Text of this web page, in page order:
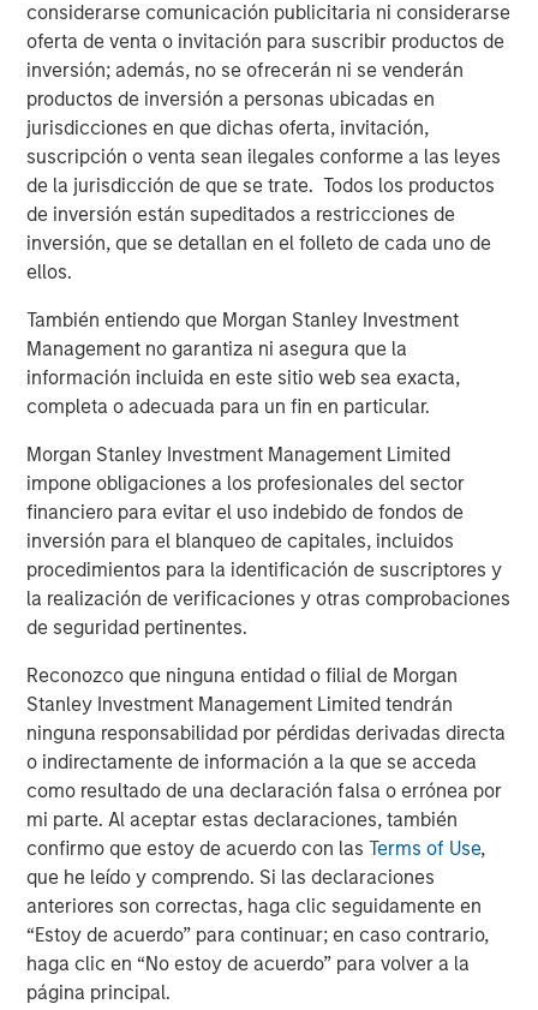
considerarse comunicación publicitaria ni considerarse
oferta de venta o invitación para suscribir productos de
inversión; además, no se ofrecerán ni se venderán
productos de inversión a personas ubicadas en
jurisdicciones en que dichas oferta, invitación,
suscripción o venta sean ilegales conforme a las leyes
de la jurisdicción de que se trate. Todos los productos
de inversión están supeditados a restricciones de
inversión, que se detallan en el folleto de cada uno de
ellos.
También entiendo que Morgan Stanley Investment
Management no garantiza ni asegura que la
información incluida en este sitio web sea exacta,
completa o adecuada para un fin en particular.
Morgan Stanley Investment Management Limited
impone obligaciones a los profesionales del sector
financiero para evitar el uso indebido de fondos de
inversión para el blanqueo de capitales, incluidos
procedimientos para la identificación de suscriptores y
la realización de verificaciones y otras comprobaciones
de seguridad pertinentes.
Reconozco que ninguna entidad o filial de Morgan
Stanley Investment Management Limited tendrán
ninguna responsabilidad por pérdidas derivadas directa
o indirectamente de información a la que se acceda
como resultado de una declaración falsa o errónea por
mi parte. Al aceptar estas declaraciones, también
confirmo que estoy de acuerdo con lasTerms of Use,
que he leído y comprendo. Si las declaraciones
anteriores son correctas, haga clic seguidamente en
“Estoy de acuerdo” para continuar; en caso contrario,
haga clic en “No estoy de acuerdo” para volver a la
página principal.
Private credit is emerging as one of the most dynamic
growth areas in European finance today. As a relatively
young asset class, however, investor awareness of the
underlying assets, how the market functions and the
potential investment advantages that private credit offers
have yet to reach the mainstream among European
investors.
between corporate borrowers and non-bank lenders,
known as private credit funds. These funds typically
maintain a strong focus on capital preservation, lending
to high-quality companies in non-cyclical industries with
healthy and stable cash flows.
Private credit’s growing popularity owes to its attractive
income potential, track record for generating strong risk-
adjusted returns ability to act as an effective portfolio
diversifier.
Learn more about European Private Credit, the growth
should consider adding European Private Credit to their
portfolios.
Descargar PDF
European Private Credit Team
Morgan Stanley European Private Credit provides
privately negotiated, senior secured and subordinated
financings to European middle-market companies. The
team supports companies undergoing a wide range of